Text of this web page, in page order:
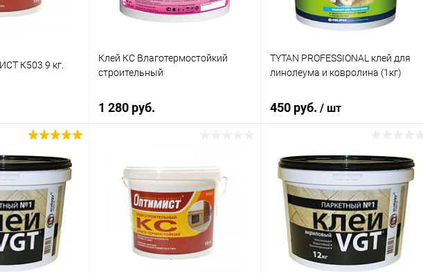
К503 9 кг.
К сравнению
В наличии
Клей КС Влаготермостойкий
строительный
1 280 руб.
В корзину
Купить в 1 клик К сравнению
В избранное В наличии
Литраж | Масса:
TYTAN PROFESSIONAL клей для
линолеума и ковролина (1кг)
450 руб. / шт
В корзину
Купить в 1 клик К сравнению
В избранное В наличии